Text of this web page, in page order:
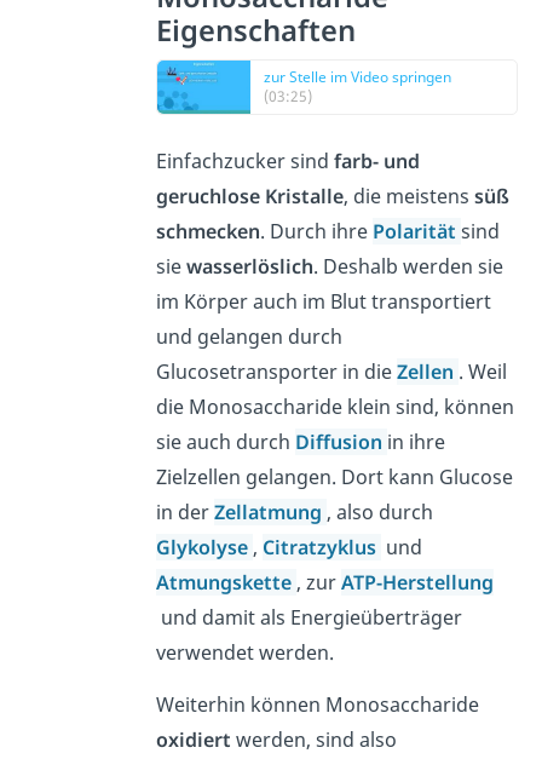
Eigenschaften
zur Stelle im Video springen
(03:25)
Einfachzucker sind farb- und
geruchlose Kristalle, die meistens süß
schmecken. Durch ihre Polarität sind
siewasserlöslich. Deshalb werden sie
im Körper auch im Blut transportiert
und gelangen durch
Glucosetransporter in dieZellen . Weil
die Monosaccharide klein sind, können
sie auch durch Diffusion in ihre
Zielzellen gelangen. Dort kann Glucose
in derZellatmung , also durch
Glykolyse , Citratzyklus und
Atmungskette , zurATP-Herstellung
und damit als Energieüberträger
verwendet werden.
Weiterhin können Monosaccharide
oxidiert werden, sind also